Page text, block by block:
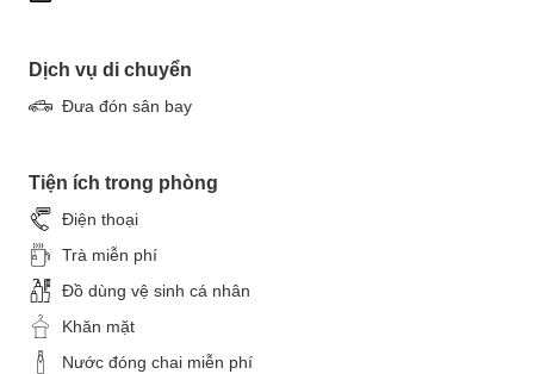
Dịch vụ di chuyển
Đưa đón sân bay
Tiện ích trong phòng
Điện thoại
Trà miễn phí
Đồ dùng vệ sinh cá nhân
Khăn mặt
Nước đóng chai miễn phí